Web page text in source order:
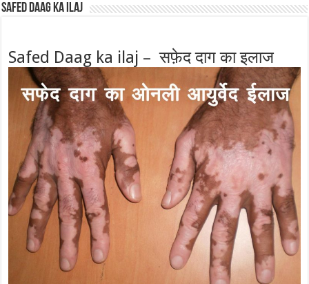
Safed Daag ka ilaj
Safed Daag ka ilaj – सफ़ेद दाग का इलाज